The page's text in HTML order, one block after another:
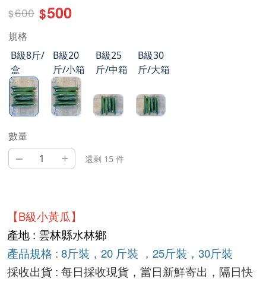
$600 $500
規格
B級8斤/
盒
B級20
斤/小箱
B級25
斤/中箱
B級30
斤/大箱
數量
– + 還剩 15 件
【B級小黃瓜】
產地 : 雲林縣水林鄉
產品規格 : 8斤裝，20 斤裝 ，25斤裝，30斤裝
採收出貨 : 每日採收現貨，當日新鮮寄出，隔日快